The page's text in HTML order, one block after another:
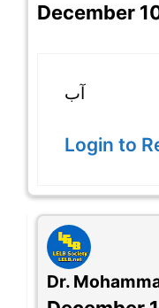
December
آب
Login to
Dr.